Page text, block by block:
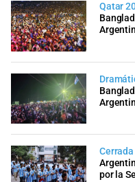
Qatar
por la